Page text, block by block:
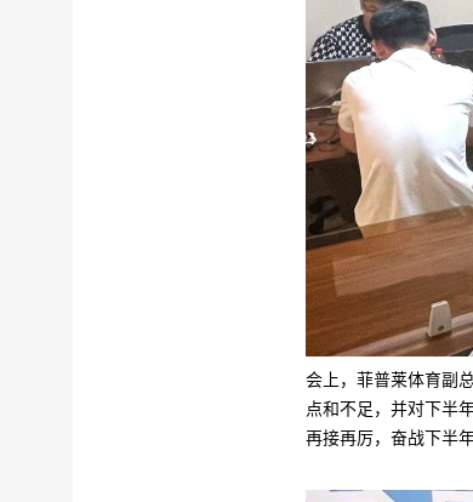
会上，菲普莱体育副
点和不足，并对下半
再接再厉，奋战下半